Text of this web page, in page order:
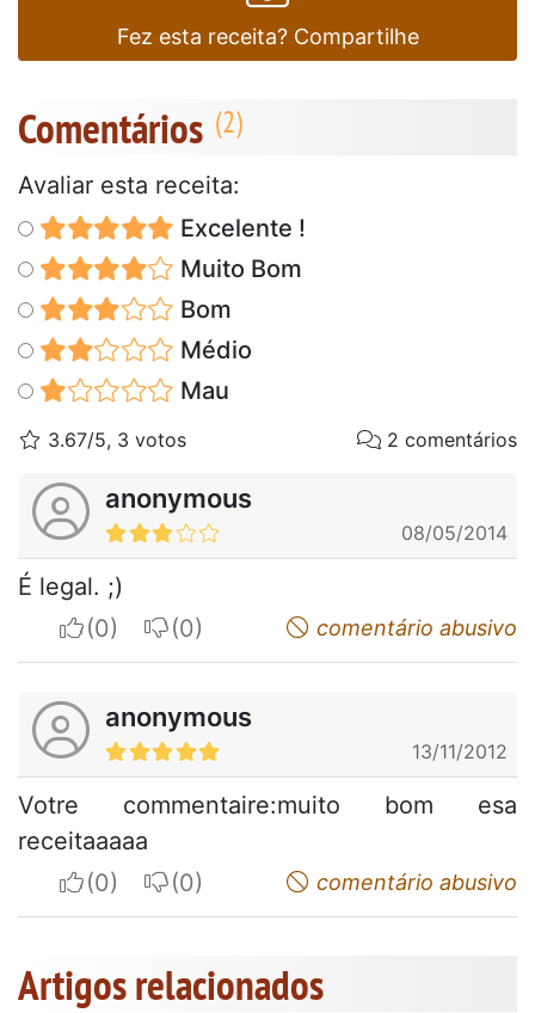
Fez esta receita? Compartilhe
Comentários
Avaliar esta receita:
Excelente !
Muito Bom
Bom
Médio
Mau
3.67/5, 3 votos 2 comentários
anonymous
08/05/2014
É legal. ;)
I apreciateI do not appreciatecomentário abusivo
anonymous
13/11/2012
Votre commentaire:muito bom esa
receitaaaaa
I apreciateI do not appreciatecomentário abusivo
Artigos relacionados